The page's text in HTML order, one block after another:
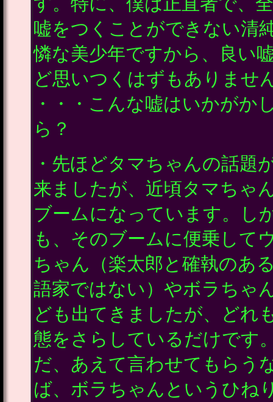
嘘をつくことができない清
憐な美少年ですから、良い
ど思いつくはずもありませ
・・・こんな嘘はいかがか
ら？
・先ほどタマちゃんの話題
来ましたが、近頃タマちゃ
ブームになっています。し
も、そのブームに便乗して
ちゃん（楽太郎と確執のあ
語家ではない）やボラちゃ
ども出てきましたが、どれ
態をさらしているだけです
だ、あえて言わせてもらう
ば、ボラちゃんというひね